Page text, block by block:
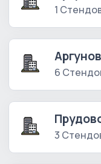
1
6
3